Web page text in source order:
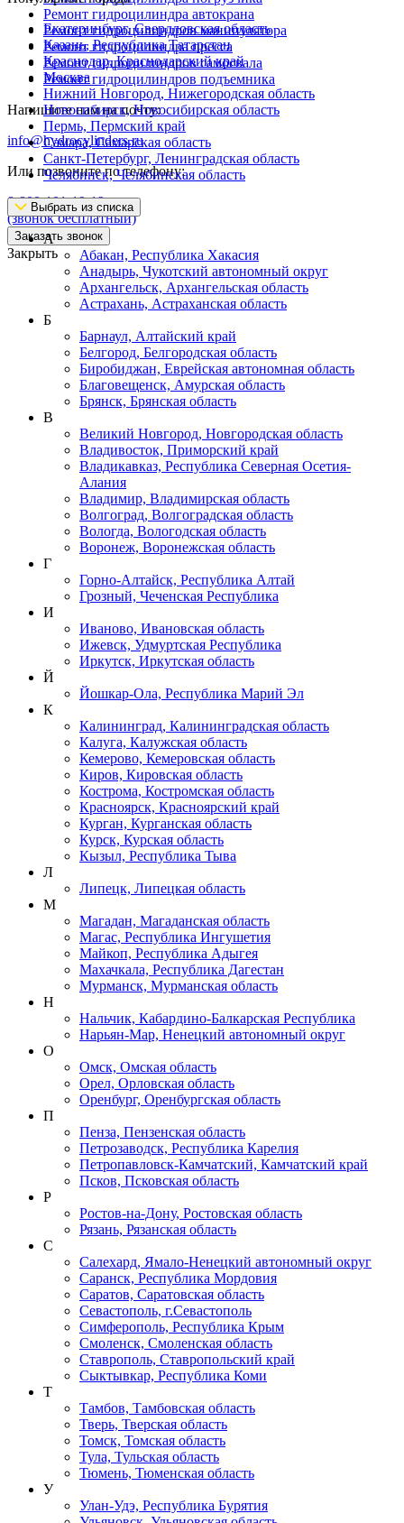
Ремонт гидроцилиндра автокрана
Ремонт гидроцилиндров манипулятора
Ремонт гидроцилиндра пресса
Ремонт гидроцилиндров самосвала
Ремонт гидроцилиндров подъемника
Напишите нам на почту:
info@hydrocylinders.ru
Или позвоните по телефону:
8-800-101-19-19
(звонок бесплатный)
Заказать звонок
Закрыть
Екатеринбург, Свердловская область
Казань, Республика Татарстан
Краснодар, Краснодарский край
Москва
Нижний Новгород, Нижегородская область
Новосибирск, Новосибирская область
Пермь, Пермский край
Самара, Самарская область
Санкт-Петербург, Ленинградская область
Челябинск, Челябинская область
Выбрать из списка
А
Абакан, Республика Хакасия
Анадырь, Чукотский автономный округ
Архангельск, Архангельская область
Астрахань, Астраханская область
Б
Барнаул, Алтайский край
Белгород, Белгородская область
Биробиджан, Еврейская автономная область
Благовещенск, Амурская область
Брянск, Брянская область
В
Великий Новгород, Новгородская область
Владивосток, Приморский край
Владикавказ, Республика Северная Осетия-
Алания
Владимир, Владимирская область
Волгоград, Волгоградская область
Вологда, Вологодская область
Воронеж, Воронежская область
Г
Горно-Алтайск, Республика Алтай
Грозный, Чеченская Республика
И
Иваново, Ивановская область
Ижевск, Удмуртская Республика
Иркутск, Иркутская область
Й
Йошкар-Ола, Республика Марий Эл
К
Калининград, Калининградская область
Калуга, Калужская область
Кемерово, Кемеровская область
Киров, Кировская область
Кострома, Костромская область
Красноярск, Красноярский край
Курган, Курганская область
Курск, Курская область
Кызыл, Республика Тыва
Л
Липецк, Липецкая область
М
Магадан, Магаданская область
Магас, Республика Ингушетия
Майкоп, Республика Адыгея
Махачкала, Республика Дагестан
Мурманск, Мурманская область
Н
Нальчик, Кабардино-Балкарская Республика
Нарьян-Мар, Ненецкий автономный округ
О
Омск, Омская область
Орел, Орловская область
Оренбург, Оренбургская область
П
Пенза, Пензенская область
Петрозаводск, Республика Карелия
Петропавловск-Камчатский, Камчатский край
Псков, Псковская область
Р
Ростов-на-Дону, Ростовская область
Рязань, Рязанская область
С
Салехард, Ямало-Ненецкий автономный округ
Саранск, Республика Мордовия
Саратов, Саратовская область
Севастополь, г.Севастополь
Симферополь, Республика Крым
Смоленск, Смоленская область
Ставрополь, Ставропольский край
Сыктывкар, Республика Коми
Т
Тамбов, Тамбовская область
Тверь, Тверская область
Томск, Томская область
Тула, Тульская область
Тюмень, Тюменская область
У
Улан-Удэ, Республика Бурятия